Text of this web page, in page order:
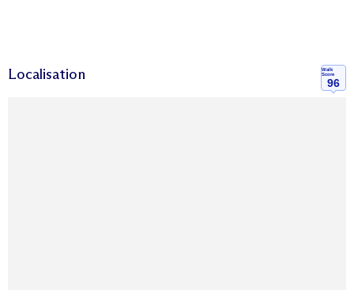
Localisation
Walk
Score
96